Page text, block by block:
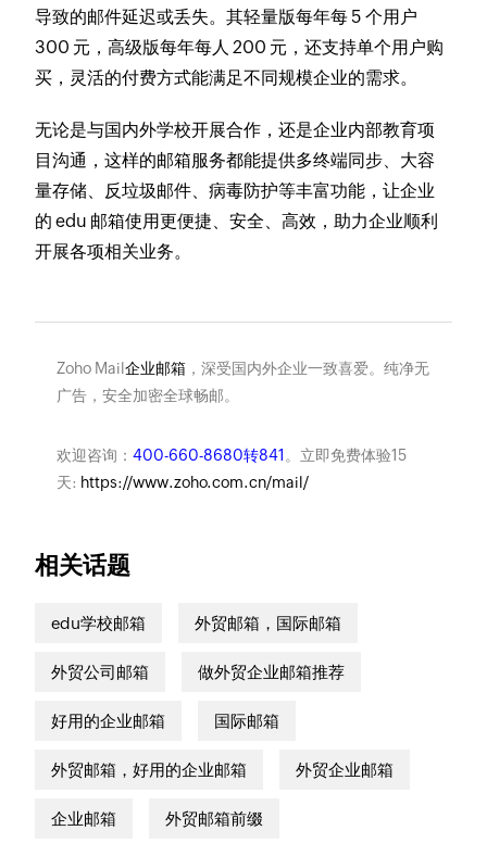
导致的邮件延迟或丢失。其轻量版每年每 5 个用户
300 元，高级版每年每人 200 元，还支持单个用户购
买，灵活的付费方式能满足不同规模企业的需求。
无论是与国内外学校开展合作，还是企业内部教育项
目沟通，这样的邮箱服务都能提供多终端同步、大容
量存储、反垃圾邮件、病毒防护等丰富功能，让企业
的 edu 邮箱使用更便捷、安全、高效，助力企业顺利
开展各项相关业务。
Zoho Mail企业邮箱，深受国内外企业一致喜爱。纯净无
广告，安全加密全球畅邮。
欢迎咨询： 400-660-8680转841 。立即免费体验15
天: https://www.zoho.com.cn/mail/
相关话题
edu学校邮箱 外贸邮箱，国际邮箱
外贸公司邮箱 做外贸企业邮箱推荐
好用的企业邮箱 国际邮箱
外贸邮箱，好用的企业邮箱 外贸企业邮箱
企业邮箱 外贸邮箱前缀